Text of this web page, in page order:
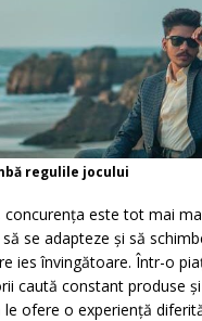
regulile jocului
concurența este tot mai
se adapteze și să
ies învingătoare. Într-o
caută constant produse
ofere o experiență